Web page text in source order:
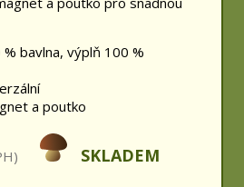
bavlna, výplň 100 %
a poutko
SKLADEM